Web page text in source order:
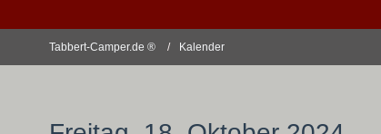
Tabbert-Camper.de ® Kalender